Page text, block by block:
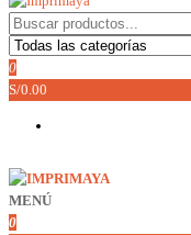
Imprimaya
Lo tenemos todo!
0
S/0.00
Imprimaya
Lo tenemos todo!
MENÚ
0